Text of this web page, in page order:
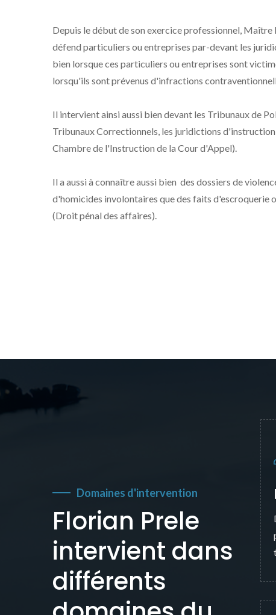
Depuis le début de son exercice professionnel, Maître
défend particuliers ou entreprises par-devant les
bien lorsque ces particuliers ou entreprises sont
lorsqu'ils sont prévenus d'infractions
Il intervient ainsi aussi bien devant les Tribunaux de
Tribunaux Correctionnels, les juridictions
Chambre de l'Instruction de la Cour d'Appel).
Il a aussi à connaître aussi bien des dossiers de
d'homicides involontaires que des faits d'escroquerie
(Droit pénal des affaires).
Domaines d'intervention
Florian Prele
intervient dans
différents